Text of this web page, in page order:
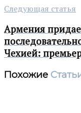
Следующая статья
Армения
Чехией:
Похожие